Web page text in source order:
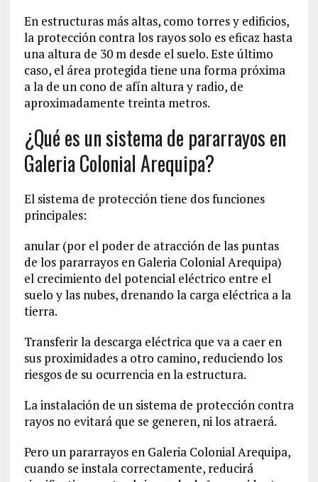
En estructuras más altas, como torres y edificios,
la protección contra los rayos solo es eficaz hasta
una altura de 30 m desde el suelo. Este último
caso, el área protegida tiene una forma próxima
a la de un cono de afín altura y radio, de
aproximadamente treinta metros.
¿Qué es un sistema de pararrayos en
Galeria Colonial Arequipa?
El sistema de protección tiene dos funciones
principales:
anular (por el poder de atracción de las puntas
de los pararrayos en Galeria Colonial Arequipa)
el crecimiento del potencial eléctrico entre el
suelo y las nubes, drenando la carga eléctrica a la
tierra.
Transferir la descarga eléctrica que va a caer en
sus proximidades a otro camino, reduciendo los
riesgos de su ocurrencia en la estructura.
La instalación de un sistema de protección contra
rayos no evitará que se generen, ni los atraerá.
Pero un pararrayos en Galeria Colonial Arequipa,
cuando se instala correctamente, reducirá